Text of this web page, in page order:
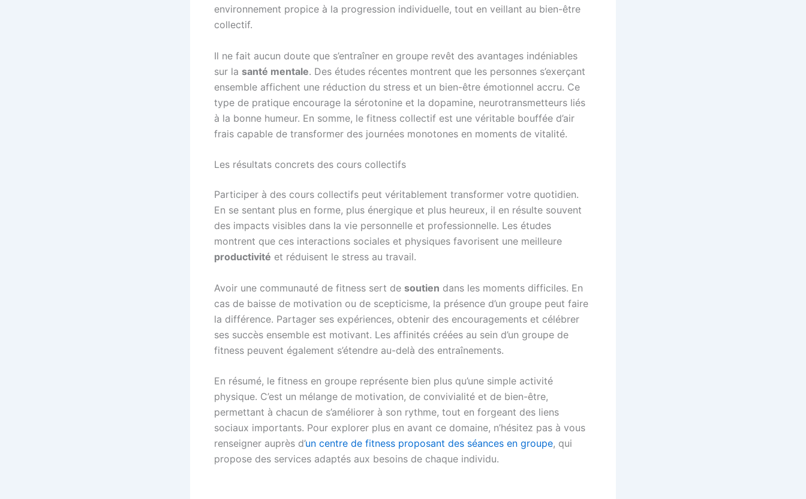
environnement propice à la progression individuelle, tout en veillant au bien-être
collectif.
Il ne fait aucun doute que s’entraîner en groupe revêt des avantages indéniables
sur la santé mentale. Des études récentes montrent que les personnes s’exerçant
ensemble affichent une réduction du stress et un bien-être émotionnel accru. Ce
type de pratique encourage la sérotonine et la dopamine, neurotransmetteurs liés
à la bonne humeur. En somme, le fitness collectif est une véritable bouffée d’air
frais capable de transformer des journées monotones en moments de vitalité.
Les résultats concrets des cours collectifs
Participer à des cours collectifs peut véritablement transformer votre quotidien.
En se sentant plus en forme, plus énergique et plus heureux, il en résulte souvent
des impacts visibles dans la vie personnelle et professionnelle. Les études
montrent que ces interactions sociales et physiques favorisent une meilleure
productivité et réduisent le stress au travail.
Avoir une communauté de fitness sert de soutien dans les moments difficiles. En
cas de baisse de motivation ou de scepticisme, la présence d’un groupe peut faire
la différence. Partager ses expériences, obtenir des encouragements et célébrer
ses succès ensemble est motivant. Les affinités créées au sein d’un groupe de
fitness peuvent également s’étendre au-delà des entraînements.
En résumé, le fitness en groupe représente bien plus qu’une simple activité
physique. C’est un mélange de motivation, de convivialité et de bien-être,
permettant à chacun de s’améliorer à son rythme, tout en forgeant des liens
sociaux importants. Pour explorer plus en avant ce domaine, n’hésitez pas à vous
renseigner auprès d’un centre de fitness proposant des séances en groupe, qui
propose des services adaptés aux besoins de chaque individu.